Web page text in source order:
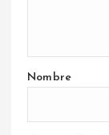
Nombre